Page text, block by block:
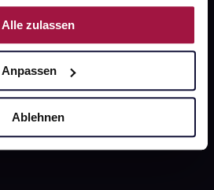
haben.
Alle zulassen
Anpassen
Ablehnen